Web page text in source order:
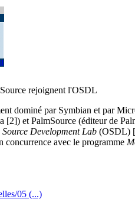
rejoignent l'OSDL
dominé par Symbian et par
[2]) et PalmSource (éditeur de
Source Development Lab (OSDL)
concurrence avec le programme
05 (...)